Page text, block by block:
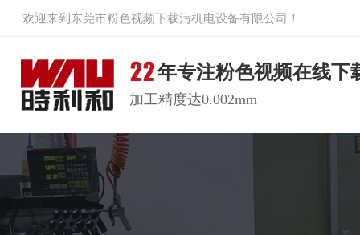
欢迎来到东莞市粉色视频下载污机电设备有限公司！
年专注粉色视频在线下
加工精度达0.002mm